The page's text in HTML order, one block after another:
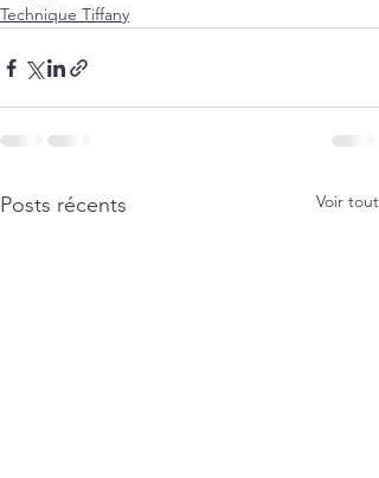
Technique Tiffany
Posts récents Voir tout